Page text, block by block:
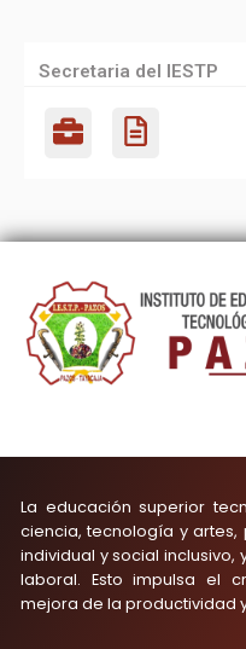
Secretaria del IESTP
La educación superior
ciencia, tecnología y
individual y social
laboral. Esto impulsa el
mejora de la productividad